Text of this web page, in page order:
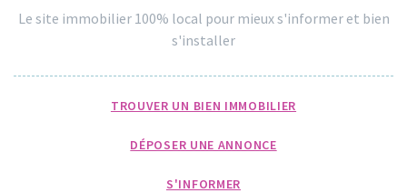
Le site immobilier 100% local pour mieux s'informer et bien
s'installer
TROUVER UN BIEN IMMOBILIER
DÉPOSER UNE ANNONCE
S'INFORMER